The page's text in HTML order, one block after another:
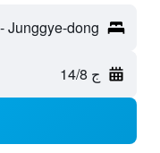
Junggye-dong - سيول، كوريا الجنوبية
ج 14/8